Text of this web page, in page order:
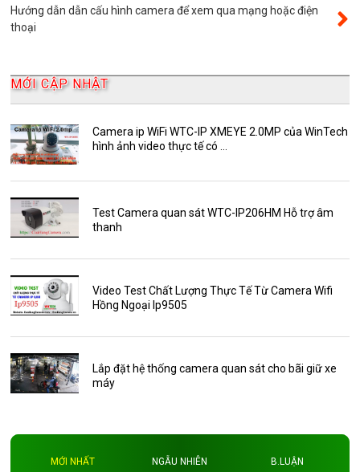
YooSee
AKwell
Bảng Báo Giá AKwell
Bộ Camera Quan sát
Camera Zoom
HDParagon
Phụ Kiện Điện Thoại AKwell
Pin Sạc dự phòng AKwell
Thông báo
Thẻ nhớ 16GB
Thẻ nhớ 32GB
Thẻ nhớ 64GB
Thẻ nhớ AKwell
Thủ thuật
Độ phân giải
Độ phân giải 4MP
Hướng dẫn dẫn cấu hình camera để xem qua mạng hoặc điện
thoại
MỚI CẬP NHẬT
Camera ip WiFi WTC-IP XMEYE 2.0MP của WinTech
hình ảnh video thực tế có ...
Test Camera quan sát WTC-IP206HM Hỗ trợ âm
thanh
Video Test Chất Lượng Thực Tế Từ Camera Wifi
Hồng Ngoại Ip9505
Lắp đặt hệ thống camera quan sát cho bãi giữ xe
máy
MỚI NHẤT NGẪU NHIÊN B.LUẬN